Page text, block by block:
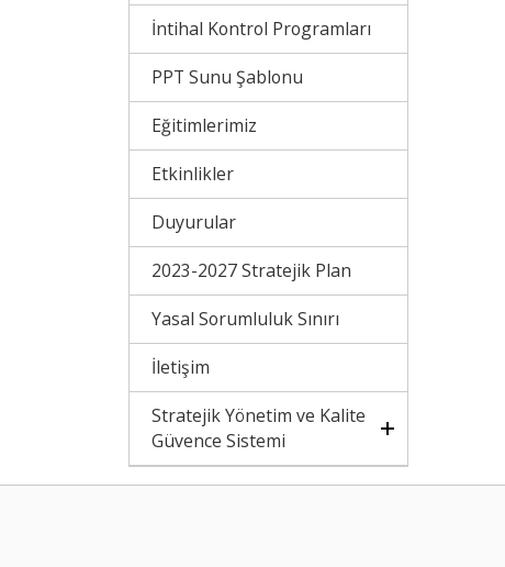
İntihal Kontrol Programları
PPT Sunu Şablonu
Eğitimlerimiz
Etkinlikler
Duyurular
2023-2027 Stratejik Plan
Yasal Sorumluluk Sınırı
İletişim
Stratejik Yönetim ve Kalite
Güvence Sistemi